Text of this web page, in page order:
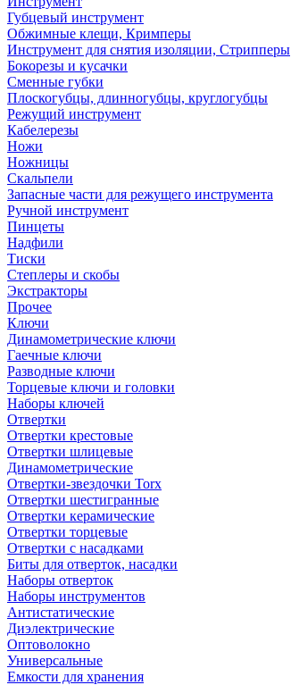
Губцевый инструмент
Обжимные клещи, Кримперы
Инструмент для снятия изоляции, Стрипперы
Бокорезы и кусачки
Сменные губки
Плоскогубцы, длинногубцы, круглогубцы
Режущий инструмент
Кабелерезы
Ножи
Ножницы
Скальпели
Запасные части для режущего инструмента
Ручной инструмент
Пинцеты
Надфили
Тиски
Степлеры и скобы
Экстракторы
Прочее
Ключи
Динамометрические ключи
Гаечные ключи
Разводные ключи
Торцевые ключи и головки
Наборы ключей
Отвертки
Отвертки крестовые
Отвертки шлицевые
Динамометрические
Отвертки-звездочки Torx
Отвертки шестигранные
Отвертки керамические
Отвертки торцевые
Отвертки с насадками
Биты для отверток, насадки
Наборы отверток
Наборы инструментов
Антистатические
Диэлектрические
Оптоволокно
Универсальные
Емкости для хранения